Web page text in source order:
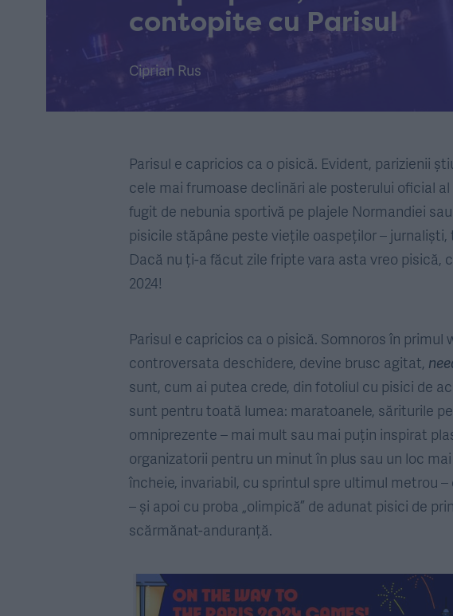
contopite cu Parisul
Ciprian Rus
Parisul e capricios ca o pisică. Evident, parizienii
cele mai frumoase declinări ale posterului oficial
fugit de nebunia sportivă pe plajele Normandiei
pisicile stăpâne peste viețile oaspeților –
Dacă nu ți-a făcut zile fripte vara asta vreo pisică,
2024!
Parisul e capricios ca o pisică. Somnoros în primul
controversata deschidere, devine brusc agitat,
sunt, cum ai putea crede, din fotoliul cu pisici de
sunt pentru toată lumea: maratoanele, săriturile
omniprezente – mai mult sau mai puțin inspirat
organizatorii pentru un minut în plus sau un loc
încheie, invariabil, cu sprintul spre ultimul metrou
– și apoi cu proba „olimpică” de adunat pisici de
scărmănat-anduranță.